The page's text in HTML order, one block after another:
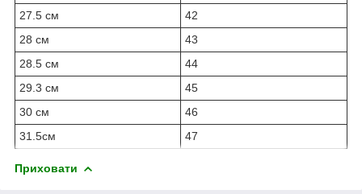
27.5 см
42
28 см
43
28.5 см
44
29.3 см
45
30 см
46
31.5см
47
Приховати